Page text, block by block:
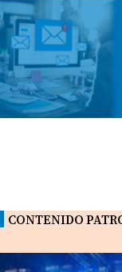
CONTENIDO